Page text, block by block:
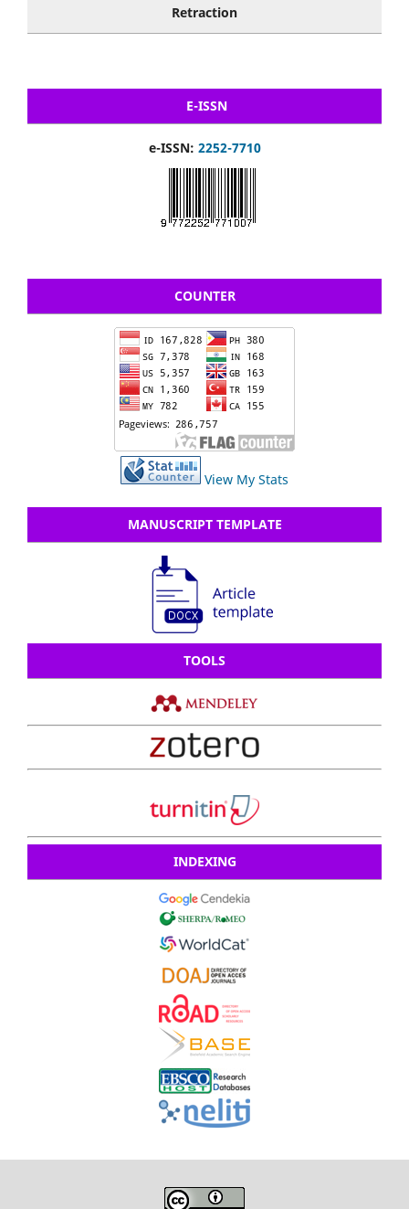
Retraction
E-ISSN
e-ISSN: 2252-7710
COUNTER
View My Stats
MANUSCRIPT TEMPLATE
TOOLS
INDEXING